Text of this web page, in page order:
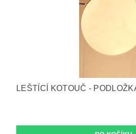
LEŠTÍCÍ KOTOUČ -